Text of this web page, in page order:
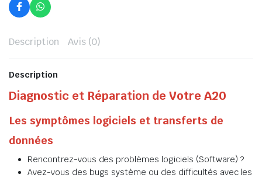
Description Avis (0)
Description
Diagnostic et Réparation de Votre A20
Les symptômes logiciels et transferts de
données
Rencontrez-vous des problèmes logiciels (Software) ?
Avez-vous des bugs système ou des difficultés avec les